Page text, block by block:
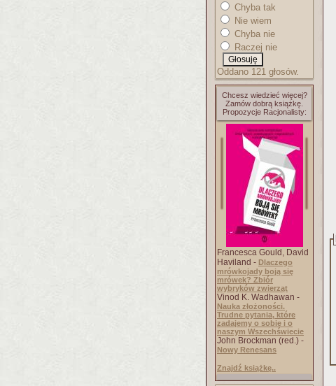
Chyba tak
Nie wiem
Chyba nie
Raczej nie
Oddano 121 głosów.
Chcesz wiedzieć więcej?
Zamów dobrą książkę.
Propozycje Racjonalisty:
Francesca Gould, David
Haviland - Dlaczego
mrówkojady boją się
mrówek? Zbiór
wybryków zwierząt
Vinod K. Wadhawan -
Nauka złożoności.
Trudne pytania, które
zadajemy o sobie i o
naszym Wszechświecie
John Brockman (red.) -
Nowy Renesans
Znajdź książkę..